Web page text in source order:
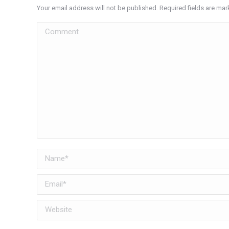
Your email address will not be published. Required fields are
Comment
Name *
Email *
Website